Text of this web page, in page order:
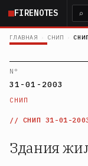
Перейти
основному
FIRENOTES ⌕
ГЛАВНАЯ › СНИП ›
N°
31-01-2003
СНИП
СНИП 31-01-
Здания